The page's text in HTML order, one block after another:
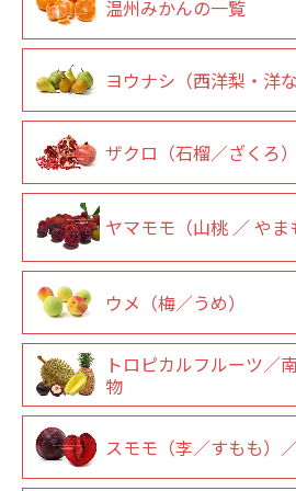
温州みかんの一覧
ヨウナシ（西洋梨・洋な
ザクロ（石榴／ざくろ）
ヤマモモ（山桃 ／ やま
ウメ（梅／うめ）
トロピカルフルーツ／
物
スモモ（李／すもも）